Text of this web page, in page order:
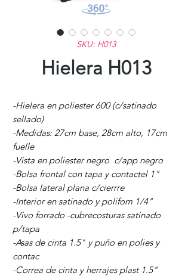
SKU: H013
Hielera H013
-Hielera en poliester 600 (c/satinado
sellado)
-Medidas: 27cm base, 28cm alto, 17cm
fuelle
-Vista en poliester negro c/app negro
-Bolsa frontal con tapa y contactel 1"
-Bolsa lateral plana c/cierrre
-Interior en satinado y polifom 1/4"
-Vivo forrado -cubrecosturas satinado
p/tapa
-Asas de cinta 1.5" y puño en polies y
contac
-Correa de cinta y herrajes plast 1.5"